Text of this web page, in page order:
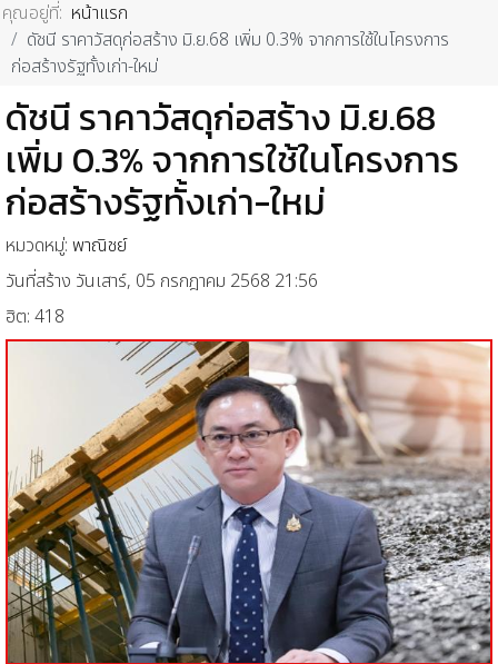
คุณอยู่ที่: หน้าแรก
ดัชนี ราคาวัสดุก่อสร้าง มิ.ย.68 เพิ่ม 0.3% จากการใช้ในโครงการ
ก่อสร้างรัฐทั้งเก่า-ใหม่
ดัชนี ราคาวัสดุก่อสร้าง มิ.ย.68
เพิ่ม 0.3% จากการใช้ในโครงการ
ก่อสร้างรัฐทั้งเก่า-ใหม่
หมวดหมู่: พาณิชย์
วันที่สร้าง วันเสาร์, 05 กรกฎาคม 2568 21:56
ฮิต: 418